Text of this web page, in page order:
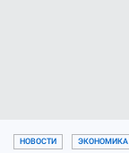
НОВОСТИ ЭКОНОМИКА